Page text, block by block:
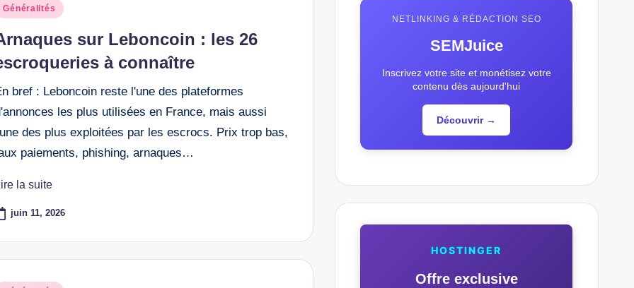
Généralités
sur Leboncoin : les 26
à connaître
bref : Leboncoin reste l'une des plateformes
les plus utilisées en France, mais aussi
des plus exploitées par les escrocs. Prix trop bas,
paiements, phishing, arnaques…
la suite
juin 11, 2026
NETLINKING & RÉDACTION SEO
SEMJuice
Inscrivez votre site et monétisez votre
contenu dès aujourd'hui
Découvrir →
HOSTINGER
Offre exclusive